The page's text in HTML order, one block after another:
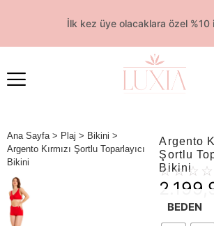
İlk kez üye olacaklara özel %10
Ana Sayfa > Plaj > Bikini >
Argento Kırmızı Şortlu Toparlayıcı
Bikini
Argento
Şortlu
Bikini
☆ ☆☆ ☆
BEDEN